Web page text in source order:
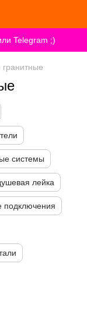
Telegram ;)
системы
лейка
подключения